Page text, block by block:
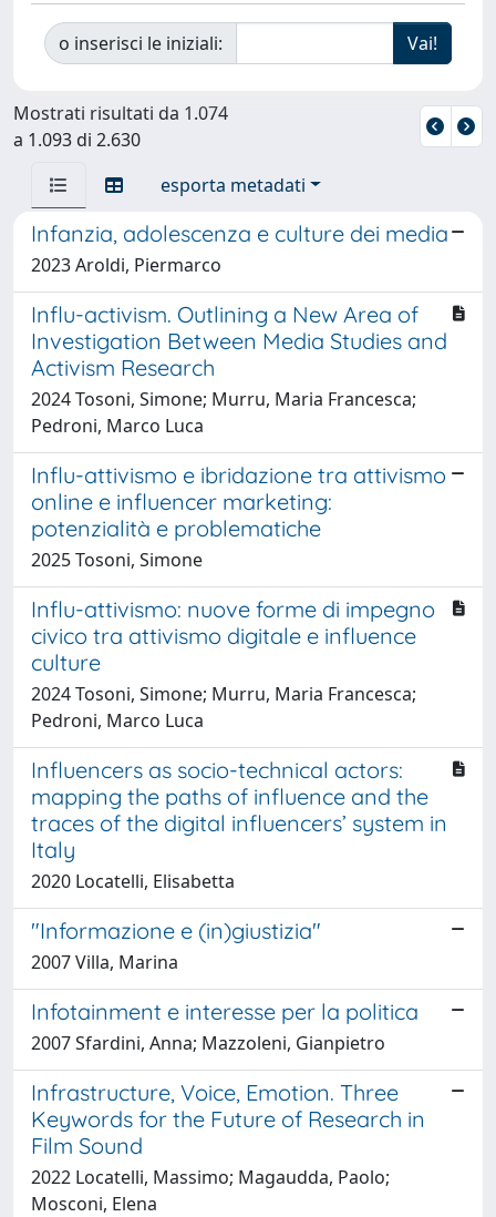
o inserisci le iniziali:
Mostrati risultati da 1.074
a 1.093 di 2.630
esporta metadati
Infanzia, adolescenza e culture dei media
2023 Aroldi, Piermarco
Influ-activism. Outlining a New Area of
Investigation Between Media Studies and
Activism Research
2024 Tosoni, Simone; Murru, Maria Francesca;
Pedroni, Marco Luca
Influ-attivismo e ibridazione tra attivismo
online e influencer marketing:
potenzialità e problematiche
2025 Tosoni, Simone
Influ-attivismo: nuove forme di impegno
civico tra attivismo digitale e influence
culture
2024 Tosoni, Simone; Murru, Maria Francesca;
Pedroni, Marco Luca
Influencers as socio-technical actors:
mapping the paths of influence and the
traces of the digital influencers’ system in
Italy
2020 Locatelli, Elisabetta
"Informazione e (in)giustizia"
2007 Villa, Marina
Infotainment e interesse per la politica
2007 Sfardini, Anna; Mazzoleni, Gianpietro
Infrastructure, Voice, Emotion. Three
Keywords for the Future of Research in
Film Sound
2022 Locatelli, Massimo; Magaudda, Paolo;
Mosconi, Elena